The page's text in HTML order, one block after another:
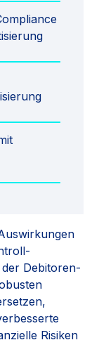
Debitoren-
Risiken